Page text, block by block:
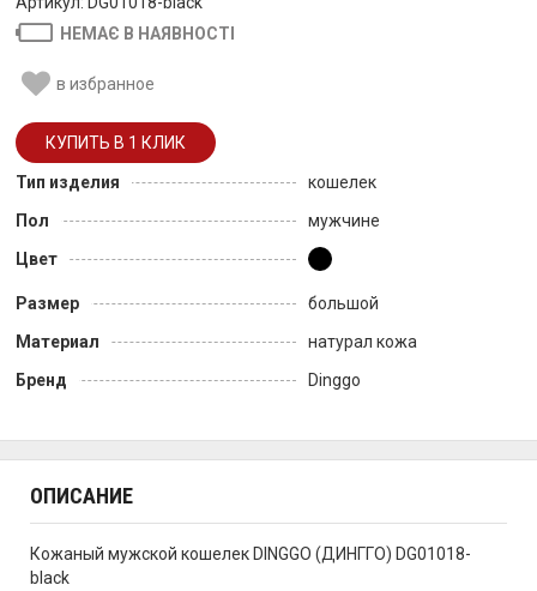
НЕМАЄ В НАЯВНОСТІ
в избранное
Тип изделия
кошелек
Пол
мужчине
Цвет
Размер
большой
Материал
натурал кожа
Бренд
Dinggo
ОПИСАНИЕ
Кожаный мужской кошелек DINGGO (ДИНГГО) DG01018-
black